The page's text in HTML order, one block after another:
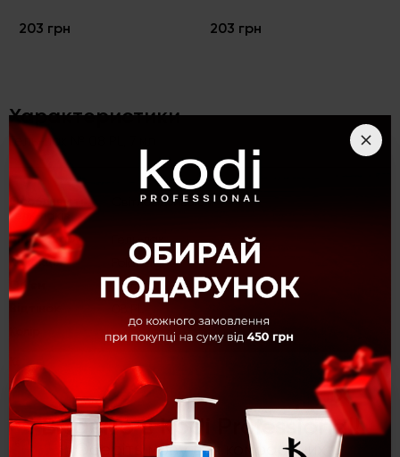
×
Вітаємо в Kodi Professional!
Оберіть мову для комфортних
203 грн 203 грн
Характеристики
Гель-лак № 08 PL, 7 мл
Особливість
гель-лаків
Світловідбиваючі
Вид товару Гель-лак
Kолекція Polar Light
Об'єм 7 мл
Синій
Категорія Гель-лаки
Опис
Гель-лак № 08 PL, 7 мл